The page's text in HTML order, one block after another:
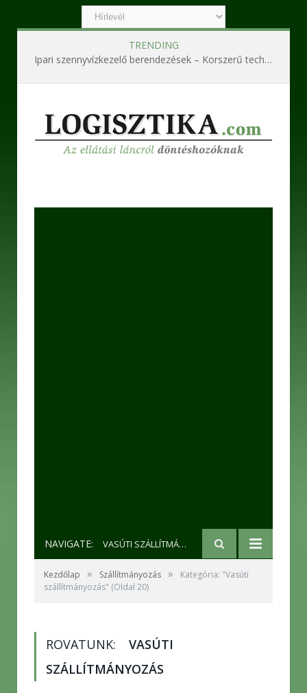
TRENDING
Ipari szennyvízkezelő berendezések – Korszerű technológiák a hatékony és fenntartható működésért
NAVIGATE: VASÚTI SZÁLLÍTMÁNYOZÁS
Kezdőlap » Szállítmányozás »
Kategória: "Vasúti
szállítmányozás" (Oldal 20)
ROVATUNK:
VASÚTI
SZÁLLÍTMÁNYOZÁS